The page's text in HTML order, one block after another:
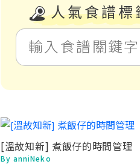
人氣食譜標
[溫故知新] 煮飯仔的時間管理
By anniNeko